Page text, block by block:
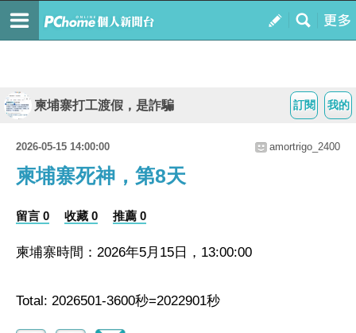
我的
訂閱
柬埔寨打工渡假，是詐騙
2026-05-15 14:00:00 amortrigo_2400
柬埔寨死神，第8天
留言 0 收藏 0 推薦 0
柬埔寨時間：2026年5月15日，13:00:00
Total: 2026501-3600秒=2022901秒